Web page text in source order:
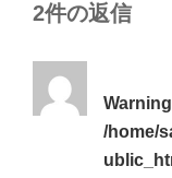
2件の返信
Warning
/home/